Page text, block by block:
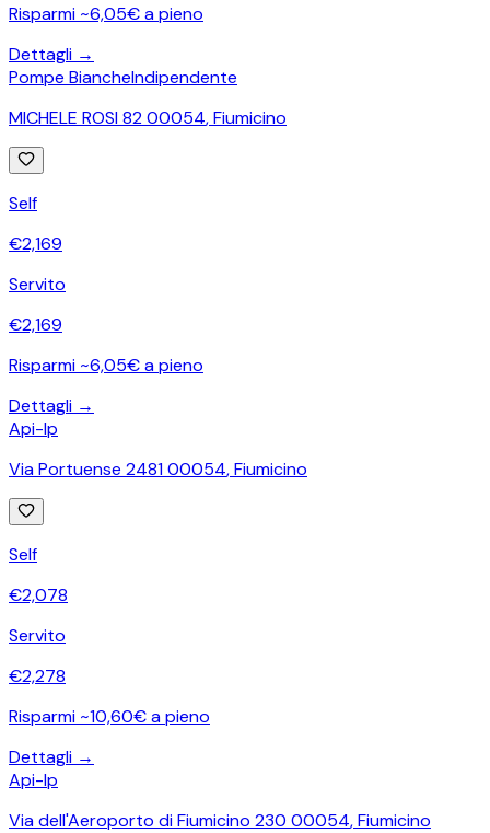
Risparmi ~6,05€ a pieno
Dettagli →
Pompe BiancheIndipendente
MICHELE ROSI 82 00054,Fiumicino
Self
€2,169
Servito
€2,169
Risparmi ~6,05€ a pieno
Dettagli →
Api-Ip
Via Portuense 2481 00054,Fiumicino
Self
€2,078
Servito
€2,278
Risparmi ~10,60€ a pieno
Dettagli →
Api-Ip
Via dell'Aeroporto di Fiumicino 230 00054,Fiumicino